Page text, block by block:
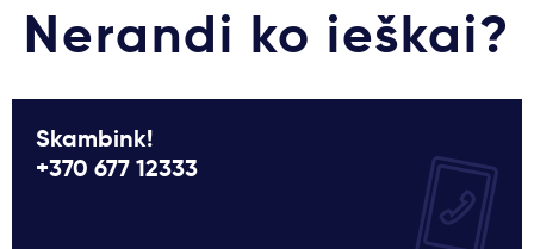
Nerandi ko ieškai?
Skambink!
+370 677 12333